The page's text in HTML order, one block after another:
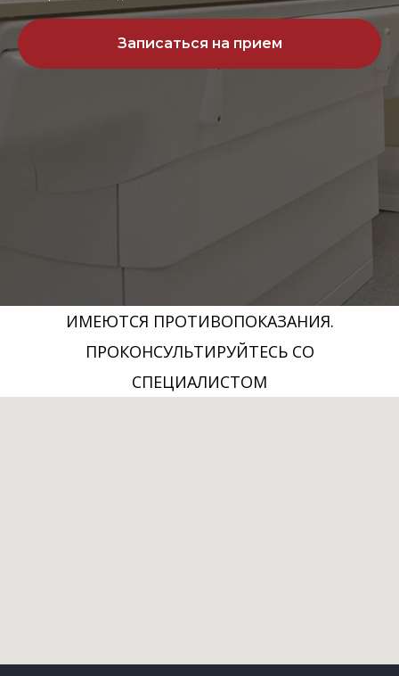
Записаться на прием
ИМЕЮТСЯ ПРОТИВОПОКАЗАНИЯ.
ПРОКОНСУЛЬТИРУЙТЕСЬ СО
СПЕЦИАЛИСТОМ